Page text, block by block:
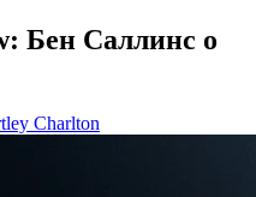
Бен Саллинс о
Charlton